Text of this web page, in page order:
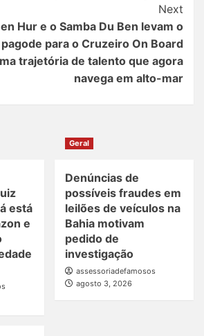
Next
Hur e o Samba Du Ben levam o
para o Cruzeiro On Board
trajetória de talento que agora
navega em alto-mar
está
e
Geral
Denúncias de
possíveis fraudes em
leilões de veículos na
Bahia motivam
pedido de
investigação
assessoriadefamosos
agosto 3, 2026